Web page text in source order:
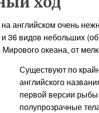
английском очень
36 видов небольших
Мирового океана, от
Существуют по
английского
первой версии рыбы
полупрозрачные